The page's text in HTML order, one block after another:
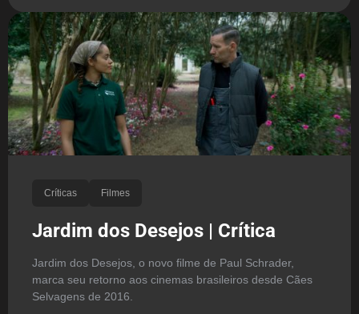
Críticas Filmes
Jardim dos Desejos | Crítica
Jardim dos Desejos, o novo filme de Paul Schrader,
marca seu retorno aos cinemas brasileiros desde Cães
Selvagens de 2016.